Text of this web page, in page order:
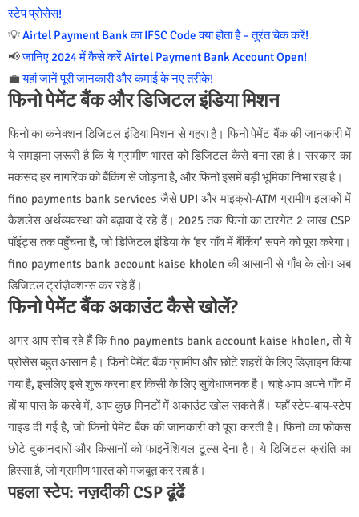
स्टेप प्रोसेस!
💡Airtel Payment Bank का IFSC Code क्या होता है – तुरंत चेक करें!
📢जानिए 2024 में कैसे करें Airtel Payment Bank Account Open!
💼यहां जानें पूरी जानकारी और कमाई के नए तरीके!
फिनो पेमेंट बैंक और डिजिटल इंडिया मिशन
फिनो का कनेक्शन डिजिटल इंडिया मिशन से गहरा है। फिनो पेमेंट बैंक की जानकारी में
ये समझना ज़रूरी है कि ये ग्रामीण भारत को डिजिटल कैसे बना रहा है। सरकार का
मकसद हर नागरिक को बैंकिंग से जोड़ना है, और फिनो इसमें बड़ी भूमिका निभा रहा है।
fino payments bank services जैसे UPI और माइक्रो-ATM ग्रामीण इलाकों में
कैशलेस अर्थव्यवस्था को बढ़ावा दे रहे हैं। 2025 तक फिनो का टारगेट 2 लाख CSP
पॉइंट्स तक पहुँचना है, जो डिजिटल इंडिया के ‘हर गाँव में बैंकिंग’ सपने को पूरा करेगा।
fino payments bank account kaise kholen की आसानी से गाँव के लोग अब
डिजिटल ट्रांज़ैक्शन्स कर रहे हैं।
फिनो पेमेंट बैंक अकाउंट कैसे खोलें?
अगर आप सोच रहे हैं कि fino payments bank account kaise kholen, तो ये
प्रोसेस बहुत आसान है। फिनो पेमेंट बैंक ग्रामीण और छोटे शहरों के लिए डिज़ाइन किया
गया है, इसलिए इसे शुरू करना हर किसी के लिए सुविधाजनक है। चाहे आप अपने गाँव में
हों या पास के कस्बे में, आप कुछ मिनटों में अकाउंट खोल सकते हैं। यहाँ स्टेप-बाय-स्टेप
गाइड दी गई है, जो फिनो पेमेंट बैंक की जानकारी को पूरा करती है। फिनो का फोकस
छोटे दुकानदारों और किसानों को फाइनेंशियल टूल्स देना है। ये डिजिटल क्रांति का
हिस्सा है, जो ग्रामीण भारत को मजबूत कर रहा है।
पहला स्टेप: नज़दीकी CSP ढूंढें